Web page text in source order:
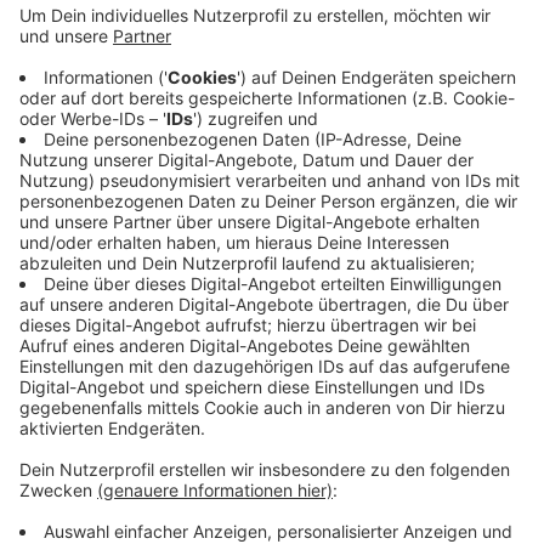
Die Polizei spricht auch von einer insgesamt
ruhigen Lage. Eine Sperrung gibt es aber am
Mollenkotten. Dort liegen mehrere Bäume auf der
Straße. Deshalb ist die Straße zwischen dem
Nächstebrecker Busch und der Gennebrecker
Straße derzeit gesperrt. Wer mit dem Auto
unterwegs ist, soll den Bereich meiden, sagt die
Polizei.
Veröffentlicht:Donnerstag, 17.02.2022 05:59
Anzeige